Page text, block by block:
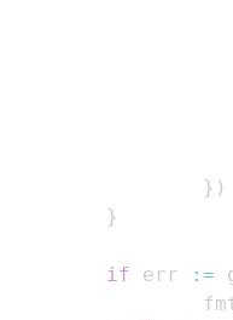
} )
}
if err :=